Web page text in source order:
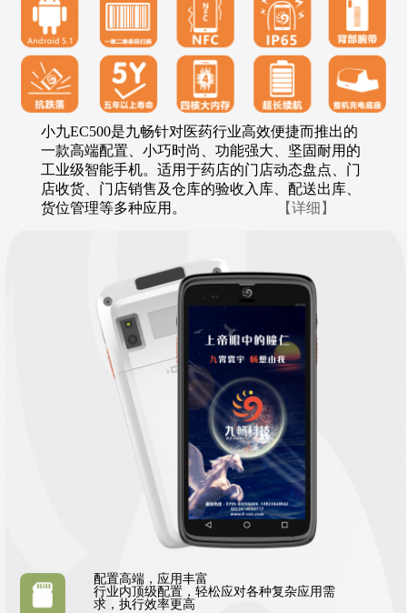
小九EC500是九畅针对医药行业高效便捷而推出的
一款高端配置、小巧时尚、功能强大、坚固耐用的
工业级智能手机。适用于药店的门店动态盘点、门
店收货、门店销售及仓库的验收入库、配送出库、
货位管理等多种应用。
【详细】
配置高端，应用丰富
行业内顶级配置，轻松应对各种复杂应用需
求，执行效率更高